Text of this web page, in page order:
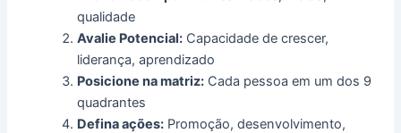
qualidade
Avalie Potencial: Capacidade de crescer,
liderança, aprendizado
Posicione na matriz: Cada pessoa em um dos 9
quadrantes
Defina ações: Promoção, desenvolvimento,